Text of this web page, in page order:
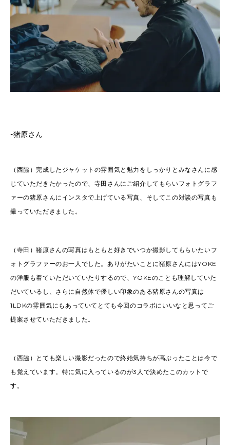
-猪原さん
（西脇）完成したジャケットの雰囲気と魅力をしっかりとみなさんに感
じていただきたかったので、寺田さんにご紹介してもらいフォトグラフ
ァーの猪原さんにインスタで上げている写真、そしてこの対談の写真も
撮っていただきました。
（寺田）猪原さんの写真はもともと好きでいつか撮影してもらいたいフ
ォトグラファーのお一人でした。ありがたいことに猪原さんにはYOKE
の洋服も着ていただいていたりするので、YOKEのことも理解していた
だいているし、さらに自然体で優しい印象のある猪原さんの写真は
1LDKの雰囲気にもあっていてとても今回のコラボにいいなと思ってご
提案させていただきました。
（西脇）とても楽しい撮影だったので終始気持ちが高ぶったことは今で
も覚えています。特に気に入っているのが3人で決めたこのカットで
す。